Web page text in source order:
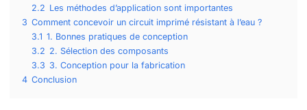
2.2 Les méthodes d’application sont importantes
3 Comment concevoir un circuit imprimé résistant à l’eau ?
3.1 1. Bonnes pratiques de conception
3.2 2. Sélection des composants
3.3 3. Conception pour la fabrication
4 Conclusion